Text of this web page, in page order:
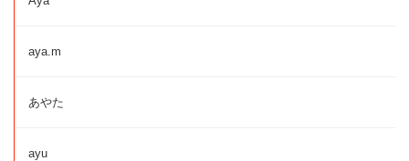
aya.m
あやた
ayu